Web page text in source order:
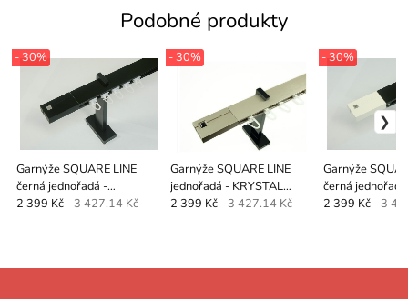
Podobné produkty
Garnýže SQUARE LINE
černá jednořadá -
KRYSTAL černá
- 30%
2 399 Kč 3 427.14 Kč
Garnýže SQUARE LINE
jednořadá - KRYSTAL
černý
- 30%
2 399 Kč 3 427.14 Kč
Garnýže
černá
KRYSTAL bílá
- 30%
2 399 Kč 3